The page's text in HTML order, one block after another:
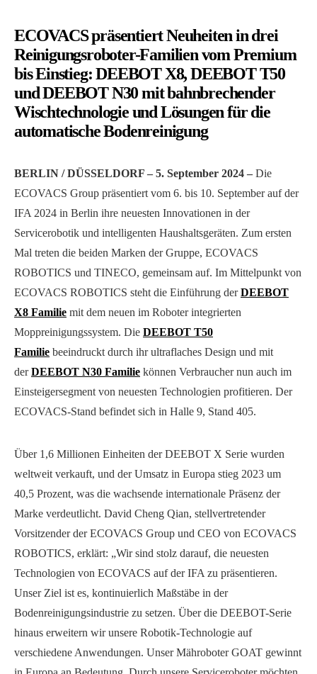
ECOVACS präsentiert Neuheiten in drei
Reinigungsroboter-Familien vom Premium
bis Einstieg: DEEBOT X8, DEEBOT T50
und DEEBOT N30 mit bahnbrechender
Wischtechnologie und Lösungen für die
automatische Bodenreinigung
BERLIN / DÜSSELDORF – 5. September 2024 – Die
ECOVACS Group präsentiert vom 6. bis 10. September auf der
IFA 2024 in Berlin ihre neuesten Innovationen in der
Servicerobotik und intelligenten Haushaltsgeräten. Zum ersten
Mal treten die beiden Marken der Gruppe, ECOVACS
ROBOTICS und TINECO, gemeinsam auf. Im Mittelpunkt von
ECOVACS ROBOTICS steht die Einführung derDEEBOT
X8 Familie mit dem neuen im Roboter integrierten
Moppreinigungssystem. Die DEEBOT T50
Familie beeindruckt durch ihr ultraflaches Design und mit
derDEEBOT N30 Familie können Verbraucher nun auch im
Einsteigersegment von neuesten Technologien profitieren. Der
ECOVACS-Stand befindet sich in Halle 9, Stand 405.
Über 1,6 Millionen Einheiten der DEEBOT X Serie wurden
weltweit verkauft, und der Umsatz in Europa stieg 2023 um
40,5 Prozent, was die wachsende internationale Präsenz der
Marke verdeutlicht. David Cheng Qian, stellvertretender
Vorsitzender der ECOVACS Group und CEO von ECOVACS
ROBOTICS, erklärt: „Wir sind stolz darauf, die neuesten
Technologien von ECOVACS auf der IFA zu präsentieren.
Unser Ziel ist es, kontinuierlich Maßstäbe in der
Bodenreinigungsindustrie zu setzen. Über die DEEBOT-Serie
hinaus erweitern wir unsere Robotik-Technologie auf
verschiedene Anwendungen. Unser Mähroboter GOAT gewinnt